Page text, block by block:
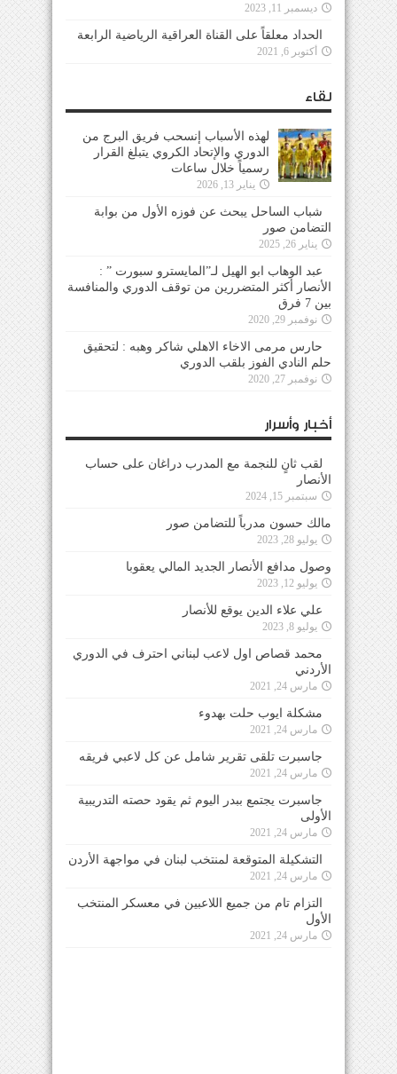
ديسمبر 11, 2023
الحداد معلقاً على القناة العراقية الرياضية الرابعة
أكتوبر 6, 2021
لقاء
لهذه الأسباب إنسحب فريق البرج من
الدوري والإتحاد الكروي يتبلغ القرار
رسمياً خلال ساعات
يناير 13, 2026
شباب الساحل يبحث عن فوزه الأول من بوابة
التضامن صور
يناير 26, 2025
عبد الوهاب ابو الهيل لـ”المايسترو سبورت ” :
الأنصار أكثر المتضررين من توقف الدوري والمنافسة
بين 7 فرق
نوفمبر 29, 2020
حارس مرمى الاخاء الاهلي شاكر وهبه : لتحقيق
حلم النادي الفوز بلقب الدوري
نوفمبر 27, 2020
أخبار وأسرار
لقب ثانٍ للنجمة مع المدرب دراغان على حساب
الأنصار
سبتمبر 15, 2024
مالك حسون مدرباً للتضامن صور
يوليو 28, 2023
وصول مدافع الأنصار الجديد المالي يعقوبا
يوليو 12, 2023
علي علاء الدين يوقع للأنصار
يوليو 8, 2023
محمد قصاص اول لاعب لبناني احترف في الدوري
الأردني
مارس 24, 2021
مشكلة ايوب حلت بهدوء
مارس 24, 2021
جاسبرت تلقى تقرير شامل عن كل لاعبي فريقه
مارس 24, 2021
جاسبرت يجتمع ببدر اليوم ثم يقود حصته التدريبية
الأولى
مارس 24, 2021
التشكيلة المتوقعة لمنتخب لبنان في مواجهة الأردن
مارس 24, 2021
التزام تام من جميع اللاعبين في معسكر المنتخب
الأول
مارس 24, 2021